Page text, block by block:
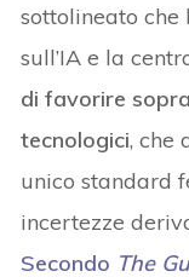
sottolineato
sull’IA e la
di favorire
tecnologici, che
unico standard
incertezze
Secondo The